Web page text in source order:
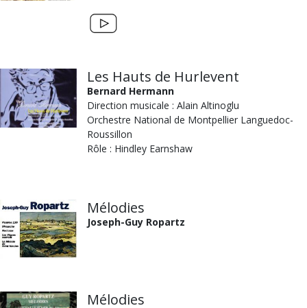
Les Hauts de Hurlevent
Bernard Hermann
Direction musicale : Alain Altinoglu
Orchestre National de Montpellier Languedoc-
Roussillon
Rôle : Hindley Earnshaw
Mélodies
Joseph-Guy Ropartz
Mélodies